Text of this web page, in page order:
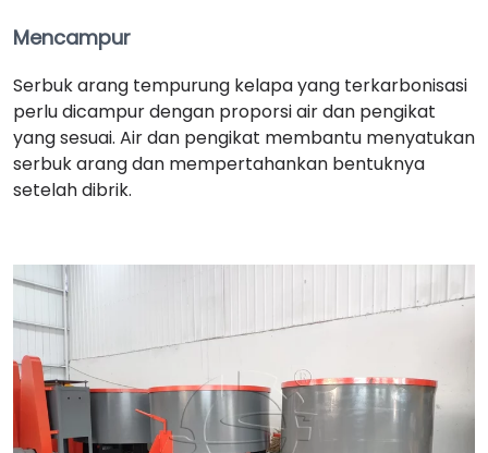
Mencampur
Serbuk arang tempurung kelapa yang terkarbonisasi
perlu dicampur dengan proporsi air dan pengikat
yang sesuai. Air dan pengikat membantu menyatukan
serbuk arang dan mempertahankan bentuknya
setelah dibrik.